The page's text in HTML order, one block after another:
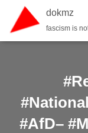
dokmz
fascism is
#AfD–